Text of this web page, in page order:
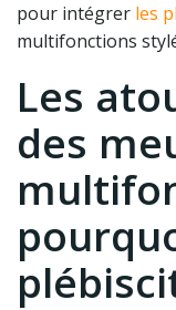
pour intégrer les
multifonctions
Les
des